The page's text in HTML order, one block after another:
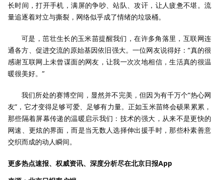
长时间，打开手机，满屏的争吵、站队、攻讦，让人疲惫不堪。流
量追逐着对立与撕裂，网络似乎成了情绪的垃圾桶。
可是，茁壮生长的玉米苗提醒我们，在许多角落里，互联网连
通各方、促进交流的原始基因依旧强大。一位网友说得好：“真的很
感谢互联网上未曾谋面的网友，让我一次次地相信，生活真的很温
暖很美好。”
我们所处的赛博空间，显然并不完美，但因为有千万个“热心网
友”，它才变得足够可爱、足够有力量。正如玉米苗终会硕果累累，
那些隔着屏幕传递的温暖启示我们：技术的强大，从来不是更快的
网速、更炫的界面，而是当无数人选择伸出援手时，那些朴素善意
交织而成的动人瞬间。
更多热点速报、权威资讯、深度分析尽在北京日报App